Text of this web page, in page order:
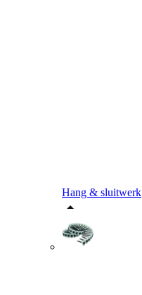
Hang & sluitwerk